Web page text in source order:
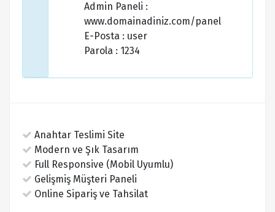
Admin Paneli :
www.domainadiniz.com/panel
E-Posta : user
Parola : 1234
Anahtar Teslimi Site
Modern ve Şık Tasarım
Full Responsive (Mobil Uyumlu)
Gelişmiş Müşteri Paneli
Online Sipariş ve Tahsilat